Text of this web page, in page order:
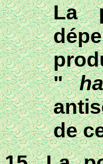
La
"
de